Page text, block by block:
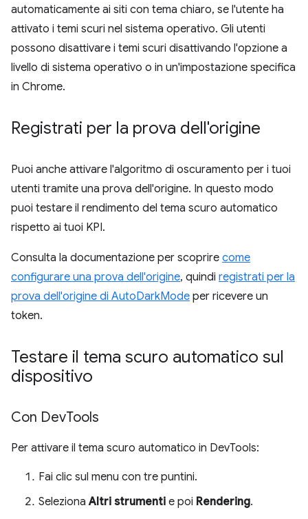
automaticamente ai siti con tema chiaro, se l'utente ha
attivato i temi scuri nel sistema operativo. Gli utenti
possono disattivare i temi scuri disattivando l'opzione a
livello di sistema operativo o in un'impostazione specifica
in Chrome.
Registrati per la prova dell'origine
Puoi anche attivare l'algoritmo di oscuramento per i tuoi
utenti tramite una prova dell'origine. In questo modo
puoi testare il rendimento del tema scuro automatico
rispetto ai tuoi KPI.
Consulta la documentazione per scoprire come
configurare una prova dell'origine, quindi registrati per la
prova dell'origine di AutoDarkMode per ricevere un
token.
Testare il tema scuro automatico sul
dispositivo
Con DevTools
Per attivare il tema scuro automatico in DevTools:
Fai clic sul menu con tre puntini.
SelezionaAltri strumenti e poi Rendering.